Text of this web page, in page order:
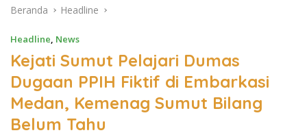
Beranda Headline
Headline, News
Kejati Sumut Pelajari Dumas
Dugaan PPIH Fiktif di Embarkasi
Medan, Kemenag Sumut Bilang
Belum Tahu